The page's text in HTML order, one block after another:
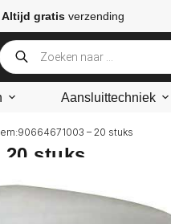
Altijd gratis verzending
Aansluittechniek
– 20 stuks
20 stuks